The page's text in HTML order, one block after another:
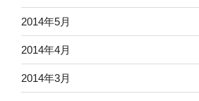
2014年5月
2014年4月
2014年3月